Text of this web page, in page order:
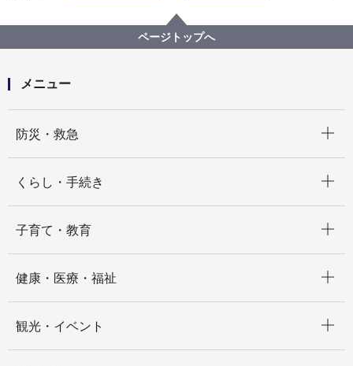
介護保険以外のサービス
在宅の要援護高齢者への支援
高齢者見守り・安否確認機器補助事業
ページトップへ
メニュー
防災・救急
くらし・手続き
子育て・教育
健康・医療・福祉
観光・イベント